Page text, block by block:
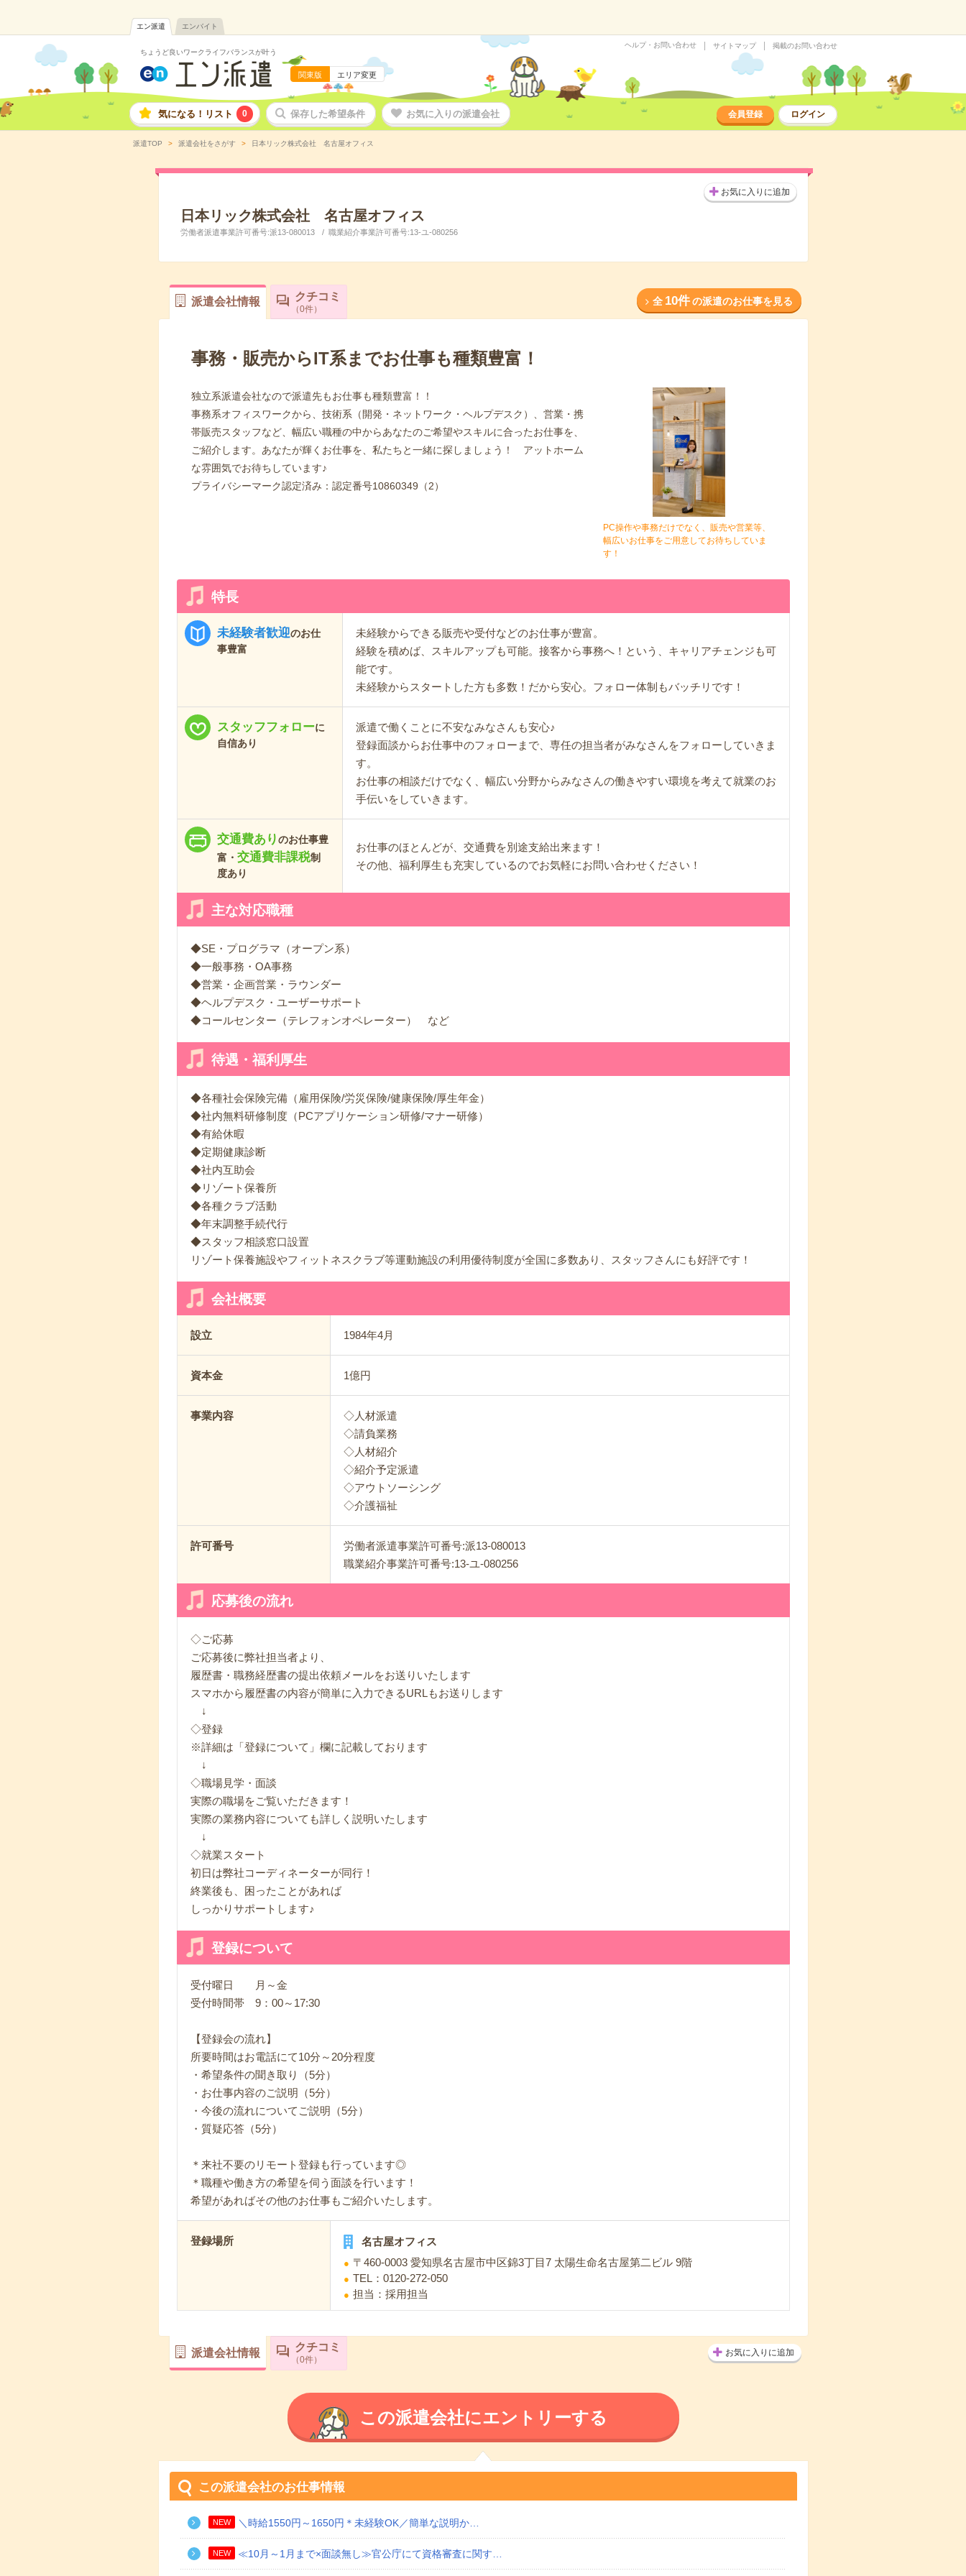
エン派遣 エンバイト
ちょうど良いワークライフバランスが叶う
関東版 エリア変更
ヘルプ・お問い合わせ サイトマップ 掲載のお問い合わせ
気になる！リスト 0 保存した希望条件 お気に入りの派遣会社 会員登録 ログイン
派遣TOP 派遣会社をさがす 日本リック株式会社 名古屋オフィス
日本リック株式会社 名古屋オフィス
労働者派遣事業許可番号:派13-080013 職業紹介事業許可番号:13-ユ-080256
お気に入りに追加
派遣会社情報 クチコミ
0件
全 10件 の派遣のお仕事を見る
事務・販売からIT系までお仕事も種類豊富！
独立系派遣会社なので派遣先もお仕事も種類豊富！！
事務系オフィスワークから、技術系（開発・ネットワーク・ヘルプデスク）、営業・携
帯販売スタッフなど、幅広い職種の中からあなたのご希望やスキルに合ったお仕事を、
ご紹介します。あなたが輝くお仕事を、私たちと一緒に探しましょう！ アットホーム
な雰囲気でお待ちしています♪
プライバシーマーク認定済み：認定番号10860349（2）
PC操作や事務だけでなく、販売や営業等、
幅広いお仕事をご用意してお待ちしていま
す！
特長
未経験者歓迎のお仕
事豊富
未経験からできる販売や受付などのお仕事が豊富。
経験を積めば、スキルアップも可能。接客から事務へ！という、キャリアチェンジも可
能です。
未経験からスタートした方も多数！だから安心。フォロー体制もバッチリです！
スタッフフォローに
自信あり
派遣で働くことに不安なみなさんも安心♪
登録面談からお仕事中のフォローまで、専任の担当者がみなさんをフォローしていきま
す。
お仕事の相談だけでなく、幅広い分野からみなさんの働きやすい環境を考えて就業のお
手伝いをしていきます。
交通費ありのお仕事豊
富・ 交通費非課税制
度あり
お仕事のほとんどが、交通費を別途支給出来ます！
その他、福利厚生も充実しているのでお気軽にお問い合わせください！
主な対応職種
◆SE・プログラマ（オープン系）
◆一般事務・OA事務
◆営業・企画営業・ラウンダー
◆ヘルプデスク・ユーザーサポート
◆コールセンター（テレフォンオペレーター） など
待遇・福利厚生
◆各種社会保険完備（雇用保険/労災保険/健康保険/厚生年金）
◆社内無料研修制度（PCアプリケーション研修/マナー研修）
◆有給休暇
◆定期健康診断
◆社内互助会
◆リゾート保養所
◆各種クラブ活動
◆年末調整手続代行
◆スタッフ相談窓口設置
リゾート保養施設やフィットネスクラブ等運動施設の利用優待制度が全国に多数あり、スタッフさんにも好評です！
会社概要
設立 1984年4月
資本金 1億円
事業内容
◇人材派遣
◇請負業務
◇人材紹介
◇紹介予定派遣
◇アウトソーシング
◇介護福祉
許可番号
労働者派遣事業許可番号:派13-080013
職業紹介事業許可番号:13-ユ-080256
応募後の流れ
◇ご応募
ご応募後に弊社担当者より、
履歴書・職務経歴書の提出依頼メールをお送りいたします
スマホから履歴書の内容が簡単に入力できるURLもお送りします
↓
◇登録
※詳細は「登録について」欄に記載しております
↓
◇職場見学・面談
実際の職場をご覧いただきます！
実際の業務内容についても詳しく説明いたします
↓
◇就業スタート
初日は弊社コーディネーターが同行！
終業後も、困ったことがあれば
しっかりサポートします♪
登録について
受付曜日 月～金
受付時間帯 9：00～17:30
【登録会の流れ】
所要時間はお電話にて10分～20分程度
・希望条件の聞き取り（5分）
・お仕事内容のご説明（5分）
・今後の流れについてご説明（5分）
・質疑応答（5分）
＊来社不要のリモート登録も行っています◎
＊職種や働き方の希望を伺う面談を行います！
希望があればその他のお仕事もご紹介いたします。
登録場所
名古屋オフィス
〒460-0003 愛知県名古屋市中区錦3丁目7 太陽生命名古屋第二ビル 9階
TEL：0120-272-050
担当：採用担当
派遣会社情報 クチコミ
0件
お気に入りに追加
この派遣会社にエントリーする
この派遣会社のお仕事情報
NEW ＼時給1550円～1650円＊未経験OK／簡単な説明か…
NEW ≪10月～1月まで×面談無し≫官公庁にて資格審査に関す…